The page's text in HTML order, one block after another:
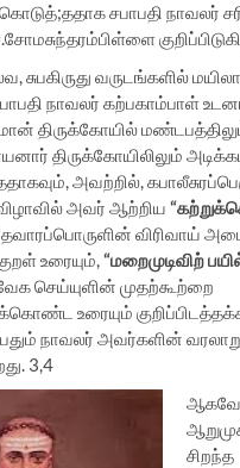
கொடுத்;ததாக சபாபதி நாவலர்
சுபகிருது வருடங்களில்
நாவலர் கற்பகாம்பாள்
திருக்கோயில்
திருக்கோயிலிலும்
அவற்றில்,
அவர் ஆற்றிய
விரிவாய்
உரையும்,“மறைமுடிவிற்
செய்யுளின் முதற்கூற்றை
உரையும்
நாவலர் அவர்களின்
3,4
சிறந்த